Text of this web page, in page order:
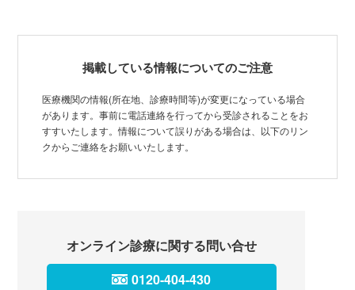
掲載している情報についてのご注意
医療機関の情報(所在地、診療時間等)が変更になっている場合
があります。事前に電話連絡を行ってから受診されることをお
すすいたします。情報について誤りがある場合は、以下のリン
クからご連絡をお願いいたします。
オンライン診療に関する問い合せ
0120-404-430